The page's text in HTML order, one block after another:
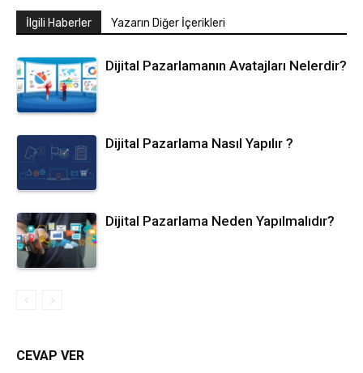
İlgili Haberler Yazarın Diğer İçerikleri
Dijital Pazarlamanın Avatajları Nelerdir?
Dijital Pazarlama Nasıl Yapılır ?
Dijital Pazarlama Neden Yapılmalıdır?
CEVAP VER